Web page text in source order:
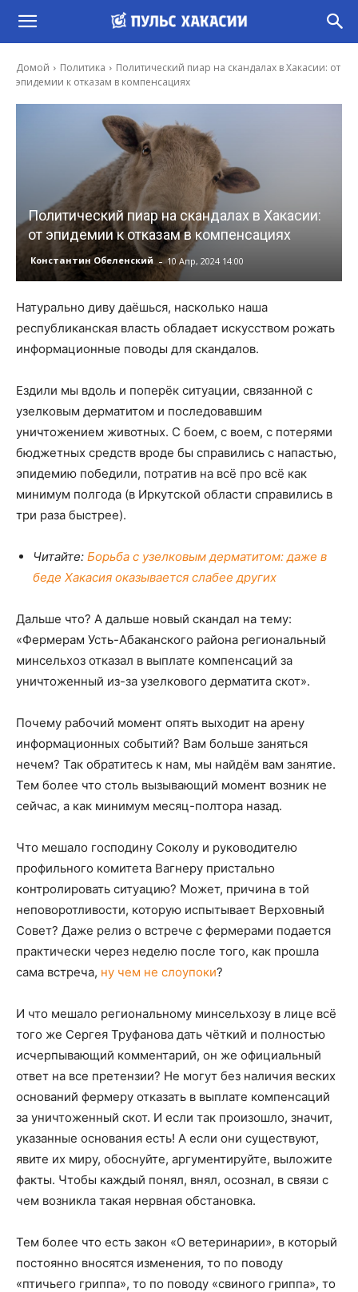
Домой Политика
Политический пиар на скандалах в Хакасии: от
эпидемии к отказам в компенсациях
Политический пиар на скандалах в Хакасии:
от эпидемии к отказам в компенсациях
Константин Обеленский - 10 Апр, 2024 14:00
Натурально диву даёшься, насколько наша
республиканская власть обладает искусством рожать
информационные поводы для скандалов.
Ездили мы вдоль и поперёк ситуации, связанной с
узелковым дерматитом и последовавшим
уничтожением животных. С боем, с воем, с потерями
бюджетных средств вроде бы справились с напастью,
эпидемию победили, потратив на всё про всё как
минимум полгода (в Иркутской области справились в
три раза быстрее).
Читайте: Борьба с узелковым дерматитом: даже в
беде Хакасия оказывается слабее других
Дальше что? А дальше новый скандал на тему:
«Фермерам Усть-Абаканского района региональный
минсельхоз отказал в выплате компенсаций за
уничтоженный из-за узелкового дерматита скот».
Почему рабочий момент опять выходит на арену
информационных событий? Вам больше заняться
нечем? Так обратитесь к нам, мы найдём вам занятие.
Тем более что столь вызывающий момент возник не
сейчас, а как минимум месяц-полтора назад.
Что мешало господину Соколу и руководителю
профильного комитета Вагнеру пристально
контролировать ситуацию? Может, причина в той
неповоротливости, которую испытывает Верховный
Совет? Даже релиз о встрече с фермерами подается
практически через неделю после того, как прошла
сама встреча, ну чем не слоупоки?
И что мешало региональному минсельхозу в лице всё
того же Сергея Труфанова дать чёткий и полностью
исчерпывающий комментарий, он же официальный
ответ на все претензии? Не могут без наличия веских
оснований фермеру отказать в выплате компенсаций
за уничтоженный скот. И если так произошло, значит,
указанные основания есть! А если они существуют,
явите их миру, обоснуйте, аргументируйте, выложите
факты. Чтобы каждый понял, внял, осознал, в связи с
чем возникла такая нервная обстановка.
Тем более что есть закон «О ветеринарии», в который
постоянно вносятся изменения, то по поводу
«птичьего гриппа», то по поводу «свиного гриппа», то